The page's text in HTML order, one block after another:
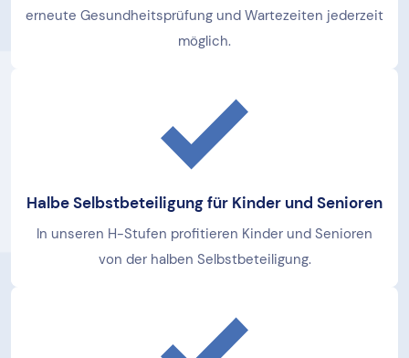
erneute Gesundheitsprüfung und Wartezeiten jederzeit
möglich.
Halbe Selbstbeteiligung für Kinder und Senioren
In unseren H-Stufen profitieren Kinder und Senioren
von der halben Selbstbeteiligung.